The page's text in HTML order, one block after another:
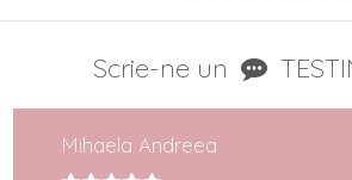
Scrie-ne un
Mihaela Andreea